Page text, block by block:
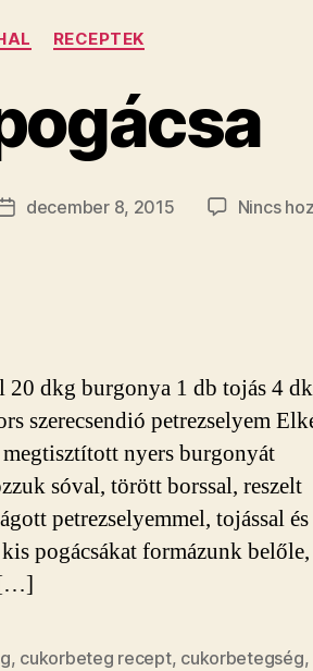
Kategóriák
RECEPTEK
Bejegyzés
december 8, 2015 Nincs
dkg burgonya 1 db tojás 4
szerecsendió petrezselyem
nyers burgonyát
sóval, törött borssal, reszelt
petrezselyemmel, tojással és
pogácsákat formázunk belőle,
[…]
, cukorbeteg recept, cukorbetegség,